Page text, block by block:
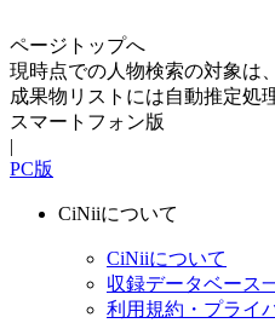
ページトップへ
現時点での人物検索の対象は
成果物リストには自動推定処
スマートフォン版
|
PC版
CiNiiについて
CiNiiについて
収録データベース
利用規約・プライ